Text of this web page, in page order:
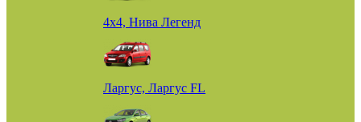
4х4, Нива Легенд
Ларгус, Ларгус FL